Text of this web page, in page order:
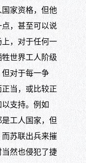
家资格，但他
，甚至可以说
，对于任何一
世界工人阶级
对于每一争
当，或比较正
支持。例如
工人国家，但
苏联出兵来摧
然也侵犯了捷